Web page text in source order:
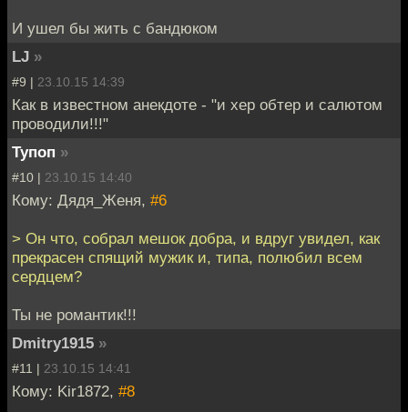
И ушел бы жить с бандюком
LJ »
#9 | 23.10.15 14:39
Как в известном анекдоте - "и хер обтер и салютом
проводили!!!"
Тупоп »
#10 | 23.10.15 14:40
Кому: Дядя_Женя, #6
> Он что, собрал мешок добра, и вдруг увидел, как
прекрасен спящий мужик и, типа, полюбил всем
сердцем?
Ты не романтик!!!
Dmitry1915 »
#11 | 23.10.15 14:41
Кому: Kir1872, #8